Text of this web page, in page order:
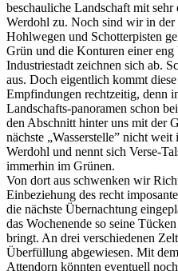
beschauliche Landschaft mit
Werdohl zu. Noch sind wir in
Hohlwegen und Schotterpisten
Grün und die Konturen einer eng
Industriestadt zeichnen sich ab.
aus. Doch eigentlich kommt
Empfindungen rechtzeitig, denn
Landschafts-panoramen schon
den Abschnitt hinter uns mit der
nächste „Wasserstelle” nicht
Werdohl und nennt sich Verse-
immerhin im Grünen.
Von dort aus schwenken wir
Einbeziehung des recht
die nächste Übernachtung
das Wochenende so seine
bringt. An drei verschiedenen
Überfüllung abgewiesen. Mit
Attendorn könnten eventuell